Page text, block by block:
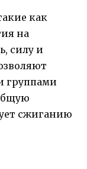
как
на
силу и
группами
сжиганию